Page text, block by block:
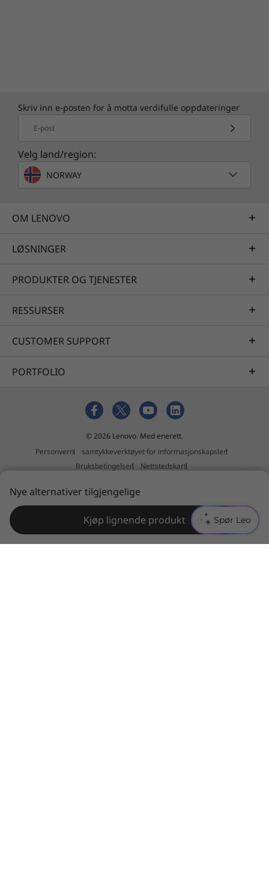
Spør Leo
Skriv inn e-posten for å motta verdifulle oppdateringer
E-post
Velg land/region:
NORWAY
OM LENOVO
LØSNINGER
PRODUKTER OG TJENESTER
RESSURSER
CUSTOMER SUPPORT
PORTFOLIO
© 2026 Lenovo. Med enerett.
Personvern
samtykkeverktøyet for informasjonskapsler
Bruksbetingelser
Nettstedskart
Erklæring mot slaveri og menneskehandel
Nye alternativer tilgjengelige
Kjøp lignende produkt